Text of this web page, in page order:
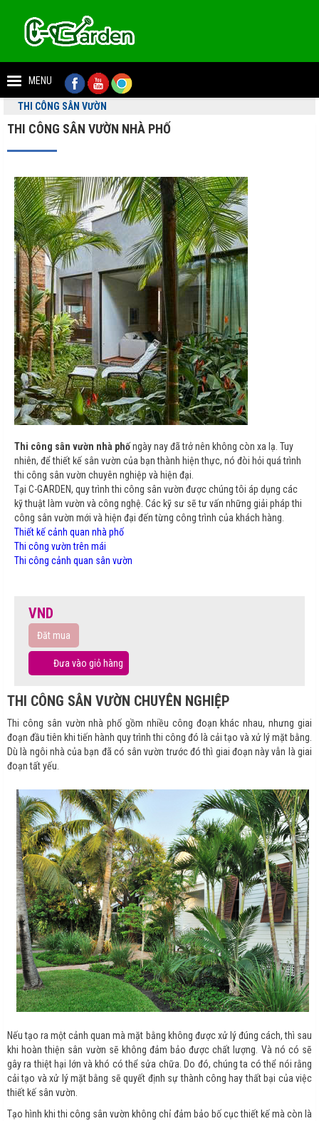
MENU
THI CÔNG SÂN VƯỜN
THI CÔNG SÂN VƯỜN NHÀ PHỐ
Thi công sân vườn nhà phốngày nay đã trở nên không còn xa lạ. Tuy
nhiên, để thiết kế sân vườn của bạn thành hiện thực, nó đòi hỏi quá trình
thi công sân vườn chuyên nghiệp và hiện đại.
Tại C-GARDEN, quy trình thi công sân vườn được chúng tôi áp dụng các
kỹ thuật làm vườn và công nghệ. Các kỹ sư sẽ tư vấn những giải pháp thi
công sân vườn mới và hiện đại đến từng công trình của khách hàng.
Thiết kế cảnh quan nhà phố
Thi công vườn trên mái
Thi công cảnh quan sân vườn
VND
Đưa vào giỏ hàng
THI CÔNG SÂN VƯỜN CHUYÊN NGHIỆP
Thi công sân vườn nhà phố gồm nhiều công đoạn khác nhau, nhưng giai
đoạn đầu tiên khi tiến hành quy trình thi công đó là cải tạo và xử lý mặt bằng.
Dù là ngôi nhà của bạn đã có sân vườn trước đó thì giai đoạn này vẫn là giai
đoạn tất yếu.
Nếu tạo ra một cảnh quan mà mặt bằng không được xử lý đúng cách, thì sau
khi hoàn thiện sân vườn sẽ không đảm bảo được chất lượng. Và nó có sẽ
gây ra thiệt hại lớn và khó có thể sửa chữa. Do đó, chúng ta có thể nói rằng
cải tạo và xử lý mặt bằng sẽ quyết định sự thành công hay thất bại của việc
thiết kế sân vườn.
Tạo hình khi thi công sân vườn không chỉ đảm bảo bố cục thiết kế mà còn là